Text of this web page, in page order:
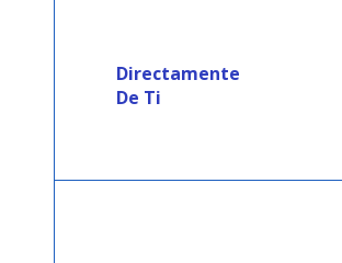
Directamente
De Ti